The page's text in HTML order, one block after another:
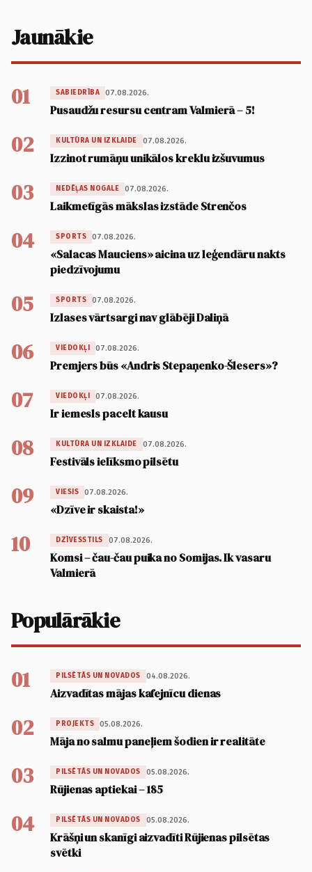
Jaunākie
01 SABIEDRĪBA 07.08.2026.
Pusaudžu resursu centram Valmierā – 5!
02 KULTŪRA UN IZKLAIDE 07.08.2026.
Izzinot rumāņu unikālos kreklu izšuvumus
03 NEDĒĻAS NOGALE 07.08.2026.
Laikmetīgās mākslas izstāde Strenčos
04 SPORTS 07.08.2026.
«Salacas Mauciens» aicina uz leģendāru nakts
piedzīvojumu
05 SPORTS 07.08.2026.
Izlases vārtsargi nav glābēji Daliņā
06 VIEDOKĻI 07.08.2026.
Premjers būs «Andris Stepaņenko-Šlesers»?
07 VIEDOKĻI 07.08.2026.
Ir iemesls pacelt kausu
08 KULTŪRA UN IZKLAIDE 07.08.2026.
Festivāls ielīksmo pilsētu
09 VIESIS 07.08.2026.
«Dzīve ir skaista!»
10 DZĪVESSTILS 07.08.2026.
Komsi – čau-čau puika no Somijas. Ik vasaru
Valmierā
Populārākie
01 PILSĒTĀS UN NOVADOS 04.08.2026.
Aizvadītas mājas kafejnīcu dienas
02 PROJEKTS 05.08.2026.
Māja no salmu paneļiem šodien ir realitāte
03 PILSĒTĀS UN NOVADOS 05.08.2026.
Rūjienas aptiekai – 185
04 PILSĒTĀS UN NOVADOS 05.08.2026.
Krāšņi un skanīgi aizvadīti Rūjienas pilsētas
svētki